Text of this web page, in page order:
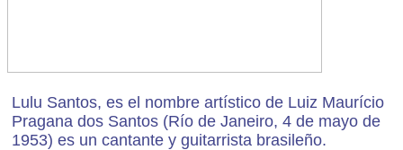
Lulu Santos, es el nombre artístico de Luiz Maurício
Pragana dos Santos (Río de Janeiro, 4 de mayo de
1953) es un cantante y guitarrista brasileño.